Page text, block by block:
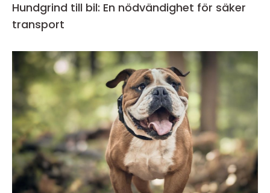
Hundgrind till bil: En nödvändighet för säker
transport